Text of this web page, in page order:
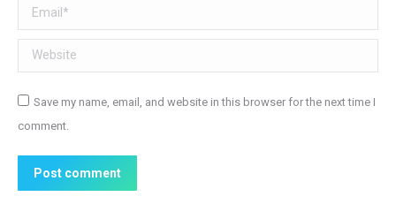
Email *
Website
Save my name, email, and website in this browser for the next time I
comment.
Post comment